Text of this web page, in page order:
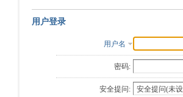
用户登录
用户名
密码:
安全提问: